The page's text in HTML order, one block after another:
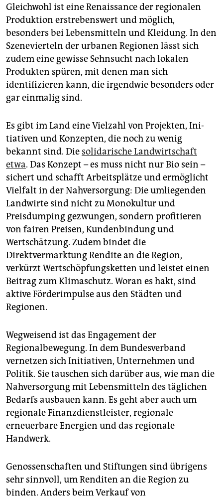
Gleichwohl ist eine Renaissance der regionalen
Produktion erstrebenswert und möglich,
besonders bei Lebensmitteln und Kleidung. In den
Szenevierteln der urbanen Regionen lässt sich
zudem eine gewisse Sehnsucht nach lokalen
Produkten spüren, mit denen man sich
identifizieren kann, die irgendwie besonders oder
gar einmalig sind.
Es gibt im Land eine Vielzahl von Projekten, Ini­
tiativen und Konzepten, die noch zu wenig
bekannt sind. Die solidarische Landwirtschaft
etwa. Das Konzept – es muss nicht nur Bio sein –
sichert und schafft Arbeitsplätze und ermöglicht
Vielfalt in der Nahversorgung: Die umliegenden
Landwirte sind nicht zu Monokultur und
Preisdumping gezwungen, sondern profitieren
von fairen Preisen, Kundenbindung und
Wertschätzung. Zudem bindet die
Direktvermarktung Rendite an die Region,
verkürzt Wertschöpfungsketten und leistet einen
Beitrag zum Klimaschutz. Woran es hakt, sind
aktive Förderimpulse aus den Städten und
Regionen.
Wegweisend ist das Engagement der
Regionalbewegung. In dem Bundesverband
vernetzen sich Initiativen, Unternehmen und
Politik. Sie tauschen sich darüber aus, wie man die
Nahversorgung mit Lebensmitteln des täglichen
Bedarfs ausbauen kann. Es geht aber auch um
regionale Finanzdienstleister, regionale
erneuerbare Energien und das regionale
Handwerk.
Genossenschaften und Stiftungen sind übrigens
sehr sinnvoll, um Renditen an die Region zu
binden. Anders beim Verkauf von